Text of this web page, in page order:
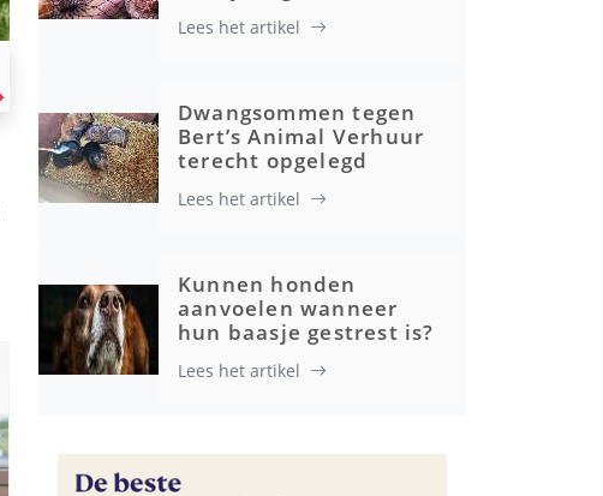
Lees het artikel
Dwangsommen tegen
Bert’s Animal Verhuur
terecht opgelegd
Lees het artikel
Kunnen honden
aanvoelen wanneer
hun baasje gestrest is?
Lees het artikel